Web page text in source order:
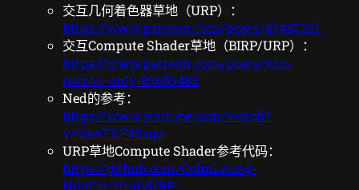
交互几何着色器草地（URP）：
https://www.patreon.com/posts/47447321
交互Compute Shader草地（BIRP/URP）：
https://www.patreon.com/posts/wip-
patron-only-83683483
Ned的参考：
https://www.youtube.com/watch?
v=DeATXF4Szqo
URP草地Compute Shader参考代码：
https://github.com/ColinLeung-
NiloCat/UnityURP-